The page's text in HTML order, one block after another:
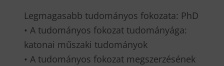
Legmagasabb tudományos fokozata: PhD
• A tudományos fokozat tudományága:
katonai műszaki tudományok
• A tudományos fokozat megszerzésének